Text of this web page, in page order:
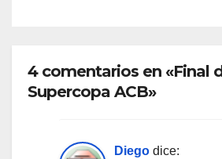
4 comentarios en «Final
Supercopa ACB»
Diego dice: